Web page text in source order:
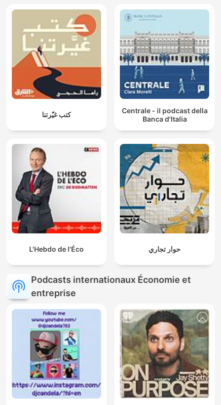
كتب غيّرتنا
Centrale - il podcast della
Banca d'Italia
L'Hebdo de l'Éco حوار تجاري
Podcasts internationaux Économie et
entreprise